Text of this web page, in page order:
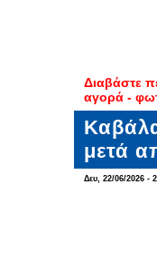
Διαβάστε
αγορά -
μετά
Δευ, 22/06/2026 -